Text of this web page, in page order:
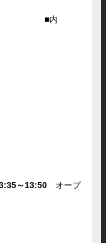
挨拶
～13:50 オープ